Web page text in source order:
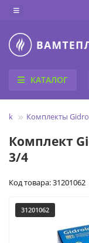
КАТАЛОГ
Комплекты
Комплект
3/4
Код товара: 31201062
31201062